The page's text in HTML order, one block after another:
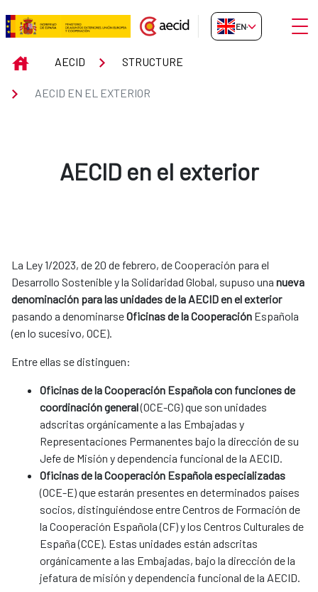
Skip to Main Content
Aecid en el Exterior
EN-GB
INICIOAECID STRUCTURE
AECID EN EL EXTERIOR
AECID en el exterior
La Ley 1/2023, de 20 de febrero, de Cooperación para el
Desarrollo Sostenible y la Solidaridad Global, supuso una nueva
denominación para las unidades de la AECID en el exterior
pasando a denominarseOficinas de la Cooperación Española
(en lo sucesivo, OCE).
Entre ellas se distinguen:
Oficinas de la Cooperación Española con funciones de
coordinación general(OCE-CG) que son unidades
adscritas orgánicamente a las Embajadas y
Representaciones Permanentes bajo la dirección de su
Jefe de Misión y dependencia funcional de la AECID.
Oficinas de la Cooperación Española especializadas
(OCE-E) que estarán presentes en determinados países
socios, distinguiéndose entre Centros de Formación de
la Cooperación Española (CF) y los Centros Culturales de
España (CCE). Estas unidades están adscritas
orgánicamente a las Embajadas, bajo la dirección de la
jefatura de misión y dependencia funcional de la AECID.